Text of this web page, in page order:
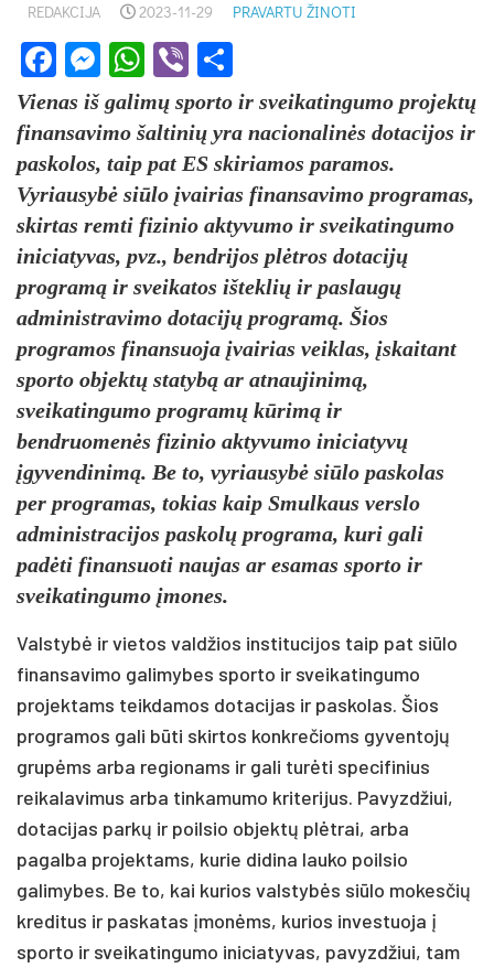
REDAKCIJA 2023-11-29 PRAVARTU ŽINOTI
Facebook
Messenger
WhatsApp
Viber
Vienas iš galimų sporto ir sveikatingumo projektų
finansavimo šaltinių yra nacionalinės dotacijos ir
paskolos, taip pat ES skiriamos paramos.
Vyriausybė siūlo įvairias finansavimo programas,
skirtas remti fizinio aktyvumo ir sveikatingumo
iniciatyvas, pvz., bendrijos plėtros dotacijų
programą ir sveikatos išteklių ir paslaugų
administravimo dotacijų programą. Šios
programos finansuoja įvairias veiklas, įskaitant
sporto objektų statybą ar atnaujinimą,
sveikatingumo programų kūrimą ir
bendruomenės fizinio aktyvumo iniciatyvų
įgyvendinimą. Be to, vyriausybė siūlo paskolas
per programas, tokias kaip Smulkaus verslo
administracijos paskolų programa, kuri gali
padėti finansuoti naujas ar esamas sporto ir
sveikatingumo įmones.
Valstybė ir vietos valdžios institucijos taip pat siūlo
finansavimo galimybes sporto ir sveikatingumo
projektams teikdamos dotacijas ir paskolas. Šios
programos gali būti skirtos konkrečioms gyventojų
grupėms arba regionams ir gali turėti specifinius
reikalavimus arba tinkamumo kriterijus. Pavyzdžiui,
dotacijas parkų ir poilsio objektų plėtrai, arba
pagalba projektams, kurie didina lauko poilsio
galimybes. Be to, kai kurios valstybės siūlo mokesčių
kreditus ir paskatas įmonėms, kurios investuoja į
sporto ir sveikatingumo iniciatyvas, pavyzdžiui, tam